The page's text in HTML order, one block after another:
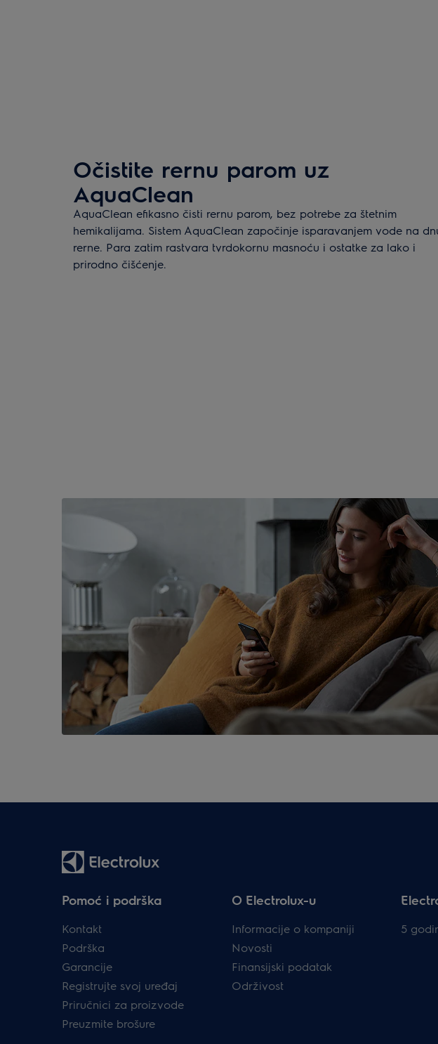
Očistite rernu parom uz
AquaClean
AquaClean efikasno čisti rernu parom, bez potrebe za štetnim
hemikalijama. Sistem AquaClean započinje isparavanjem vode na
rerne. Para zatim rastvara tvrdokornu masnoću i ostatke za lako i
prirodno čišćenje.
Pomoć i podrška
Kontakt
Podrška
Garancije
Registrujte svoj uređaj
Priručnici za proizvode
Preuzmite brošure
O Electrolux-u
Informacije o kompaniji
Novosti
Finansijski podatak
Održivost
5